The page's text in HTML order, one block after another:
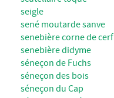
seigle
sené moutarde sanve
senebière corne de cerf
senebière didyme
séneçon de Fuchs
séneçon des bois
séneçon du Cap